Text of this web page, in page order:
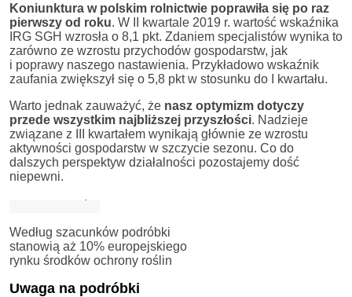
Koniunktura w polskim rolnictwie poprawiła się po raz
pierwszy od roku. W II kwartale 2019 r. wartość wskaźnika
IRG SGH wzrosła o 8,1 pkt. Zdaniem specjalistów wynika to
zarówno ze wzrostu przychodów gospodarstw, jak
i poprawy naszego nastawienia. Przykładowo wskaźnik
zaufania zwiększył się o 5,8 pkt w stosunku do I kwartału.
Warto jednak zauważyć, że nasz optymizm dotyczy
przede wszystkim najbliższej przyszłości. Nadzieje
związane z III kwartałem wynikają głównie ze wzrostu
aktywności gospodarstw w szczycie sezonu. Co do
dalszych perspektyw działalności pozostajemy dość
niepewni.
Według szacunków podróbki
stanowią aż 10% europejskiego
rynku środków ochrony roślin
Uwaga na podróbki